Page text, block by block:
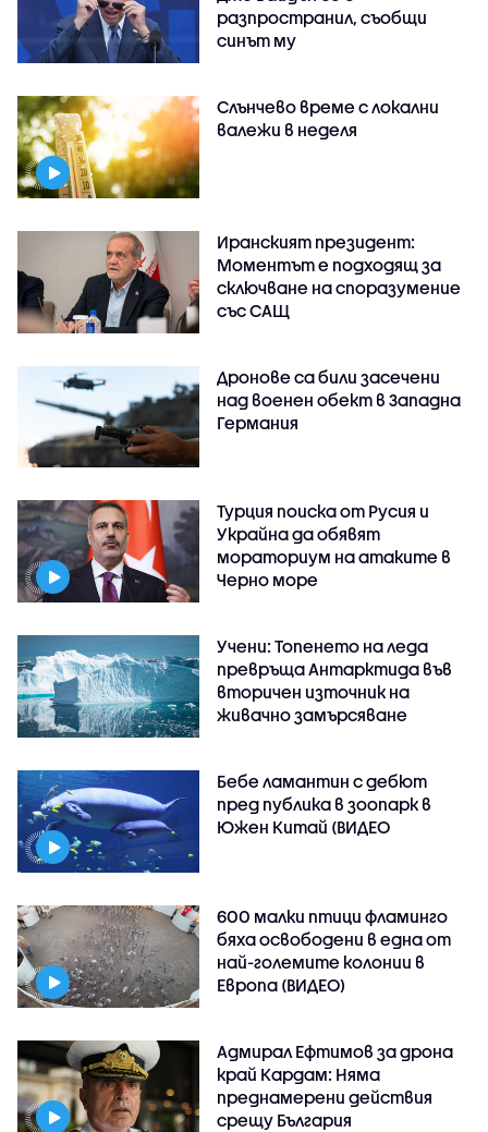
разпространил, съобщи
синът му
Слънчево време с локални
валежи в неделя
Иранският президент:
Моментът е подходящ за
сключване на споразумение
със САЩ
Дронове са били засечени
над военен обект в Западна
Германия
Турция поиска от Русия и
Украйна да обявят
мораториум на атаките в
Черно море
Учени: Топенето на леда
превръща Антарктида във
вторичен източник на
живачно замърсяване
Бебе ламантин с дебют
пред публика в зоопарк в
Южен Китай (ВИДЕО
600 малки птици фламинго
бяха освободени в една от
най-големите колонии в
Европа (ВИДЕО)
Адмирал Ефтимов за дрона
край Кардам: Няма
преднамерени действия
срещу България